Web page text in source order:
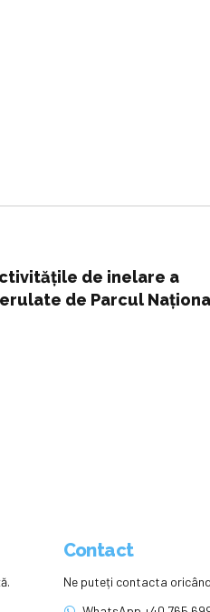
de inelare a
de Parcul
Contact
Ne puteți contacta